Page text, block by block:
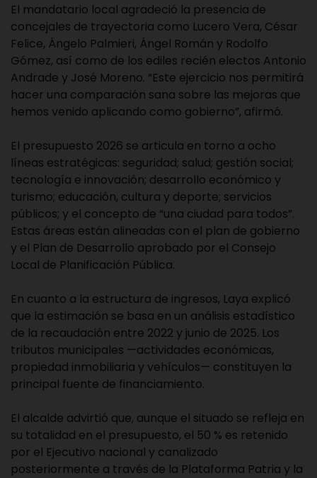
El mandatario local agradeció la presencia de
concejales de trayectoria como Lucero Vera, César
Felice, Ángelo Palmieri, Ángel Román y Rodolfo
Gómez, así como de los ediles recién electos Antonio
Andrade y José Moreno. “Este ejercicio nos permitirá
hacer una comparación sana sobre las mejoras que
hemos venido aplicando como gobierno”, afirmó.
El presupuesto 2026 se articula en torno a ocho
líneas estratégicas: seguridad; salud; gestión social;
tecnología e innovación; desarrollo económico y
turismo; educación, cultura y deporte; servicios
públicos; y el concepto de “una ciudad para todos”.
Estas áreas están alineadas con el plan de gobierno
y el Plan de Desarrollo aprobado por el Consejo
Local de Planificación Pública.
En cuanto a la estructura de ingresos, Laya explicó
que la estimación se basa en un análisis estadístico
de la recaudación entre 2022 y junio de 2025. Los
tributos municipales —actividades económicas,
propiedad inmobiliaria y vehículos— constituyen la
principal fuente de financiamiento.
El alcalde advirtió que, aunque el situado se refleja en
su totalidad en el presupuesto, el 50 % es retenido
por el Ejecutivo nacional y canalizado
posteriormente a través de la Plataforma Patria y la